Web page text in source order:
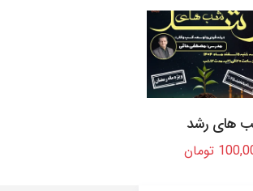
های رشد
تومان